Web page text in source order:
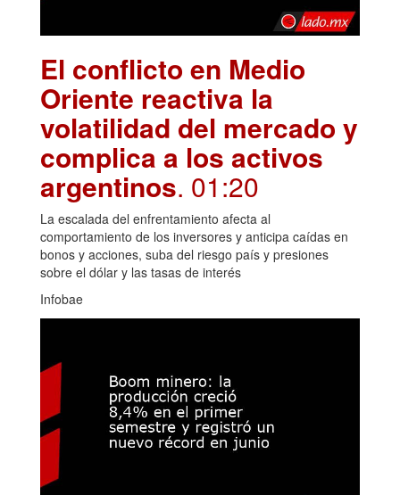
El conflicto en Medio
Oriente reactiva la
volatilidad del mercado y
complica a los activos
argentinos. 01:20
La escalada del enfrentamiento afecta al
comportamiento de los inversores y anticipa caídas en
bonos y acciones, suba del riesgo país y presiones
sobre el dólar y las tasas de interés
Infobae